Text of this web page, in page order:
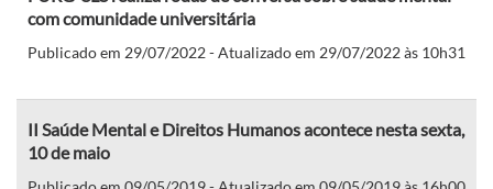
com comunidade universitária
Publicado em 29/07/2022 - Atualizado em 29/07/2022 às 10h31
II Saúde Mental e Direitos Humanos acontece nesta sexta,
10 de maio